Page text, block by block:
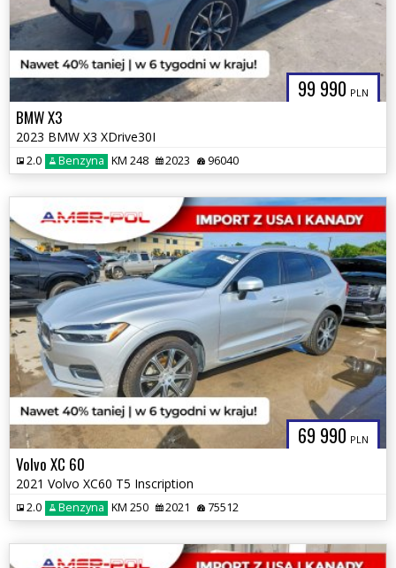
99 990 PLN
BMW X3
2023 BMW X3 XDrive30I
2.0 Benzyna KM 248 2023 96040
69 990 PLN
Volvo XC 60
2021 Volvo XC60 T5 Inscription
2.0 Benzyna KM 250 2021 75512